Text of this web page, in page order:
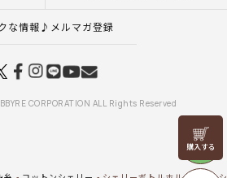
リリヤン
フェア
な情報♪メルマガ登録
CORPORATION ALL Rights Reserved